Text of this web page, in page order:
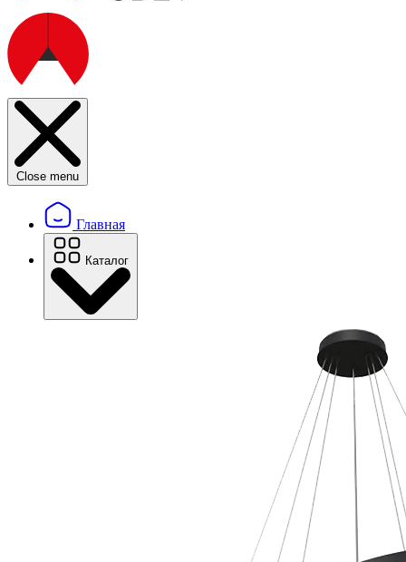
Close menu
Главная
Каталог